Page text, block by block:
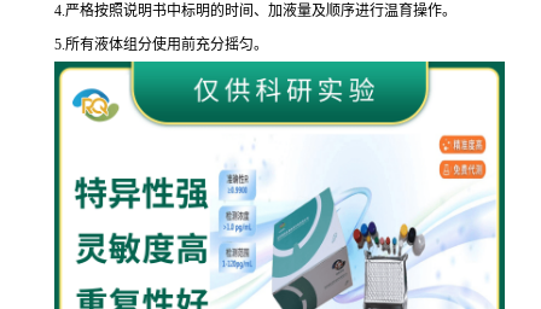
4.严格按照说明书中标明的时间、加液量及顺序进行温育操作。
5.所有液体组分使用前充分摇匀。